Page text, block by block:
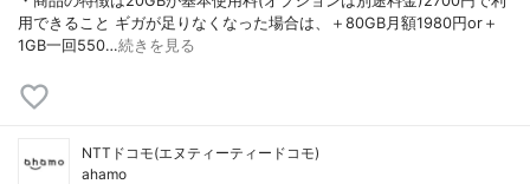
用できること ギガが足りなくなった場合は、＋80GB月額1980円or＋
1GB一回550…続きを見る
NTTドコモ(エヌティーティードコモ)
ahamo